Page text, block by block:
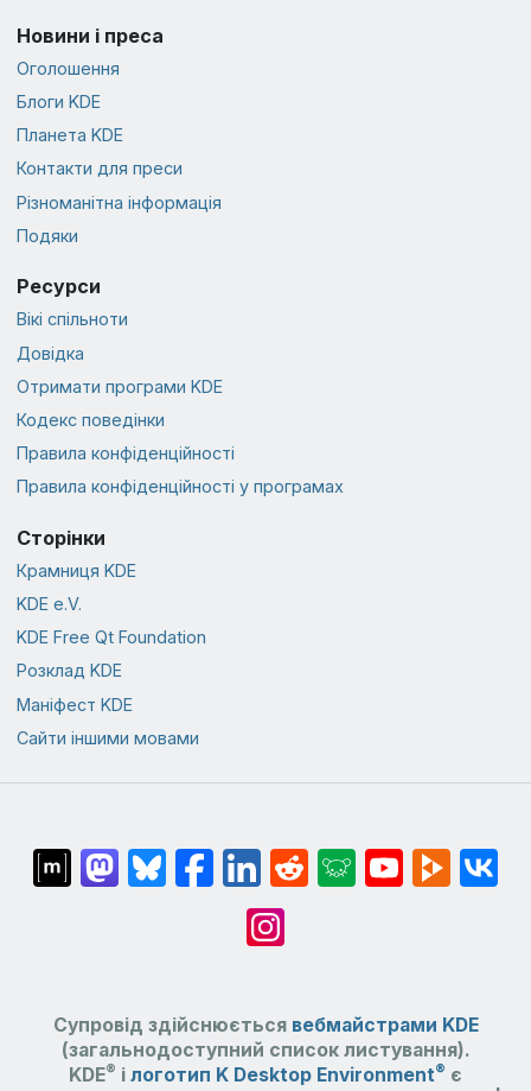
Новини і преса
Оголошення
Блоги KDE
Планета KDE
Контакти для преси
Різноманітна інформація
Подяки
Ресурси
Вікі спільноти
Довідка
Отримати програми KDE
Кодекс поведінки
Правила конфіденційності
Правила конфіденційності у програмах
Сторінки
Крамниця KDE
KDE e.V.
KDE Free Qt Foundation
Розклад KDE
Маніфест KDE
Сайти іншими мовами
Супровід здійснюється вебмайстрами KDE
(загальнодоступний список листування).
KDE® і логотип K Desktop Environment® є